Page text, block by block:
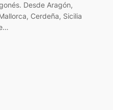
Desde Aragón,
Cerdeña, Sicilia